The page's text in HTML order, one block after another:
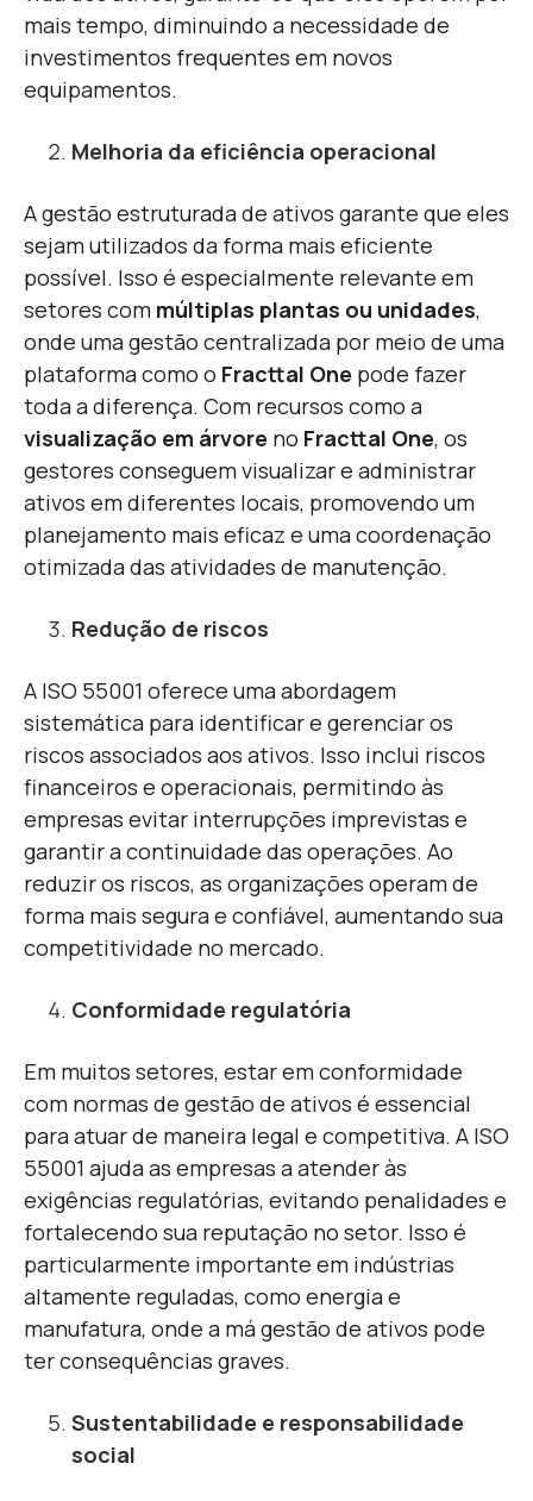
mais tempo, diminuindo a necessidade de
investimentos frequentes em novos
equipamentos.
Melhoria da eficiência operacional
A gestão estruturada de ativos garante que eles
sejam utilizados da forma mais eficiente
possível. Isso é especialmente relevante em
setores com múltiplas plantas ou unidades,
onde uma gestão centralizada por meio de uma
plataforma como o Fracttal One pode fazer
toda a diferença. Com recursos como a
visualização em árvore no Fracttal One, os
gestores conseguem visualizar e administrar
ativos em diferentes locais, promovendo um
planejamento mais eficaz e uma coordenação
otimizada das atividades de manutenção.
Redução de riscos
A ISO 55001 oferece uma abordagem
sistemática para identificar e gerenciar os
riscos associados aos ativos. Isso inclui riscos
financeiros e operacionais, permitindo às
empresas evitar interrupções imprevistas e
garantir a continuidade das operações. Ao
reduzir os riscos, as organizações operam de
forma mais segura e confiável, aumentando sua
competitividade no mercado.
Conformidade regulatória
Em muitos setores, estar em conformidade
com normas de gestão de ativos é essencial
para atuar de maneira legal e competitiva. A ISO
55001 ajuda as empresas a atender às
exigências regulatórias, evitando penalidades e
fortalecendo sua reputação no setor. Isso é
particularmente importante em indústrias
altamente reguladas, como energia e
manufatura, onde a má gestão de ativos pode
ter consequências graves.
Sustentabilidade e responsabilidade
social